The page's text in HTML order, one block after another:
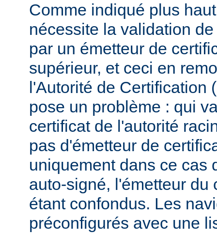
Comme indiqué plus
nécessite la validation
par un émetteur de
supérieur, et ceci en
l'Autorité de Certification
pose un problème : qui
certificat de l'autorité
pas d'émetteur de
uniquement dans ce cas
auto-signé, l'émetteur du
étant confondus. Les
préconfigurés avec une